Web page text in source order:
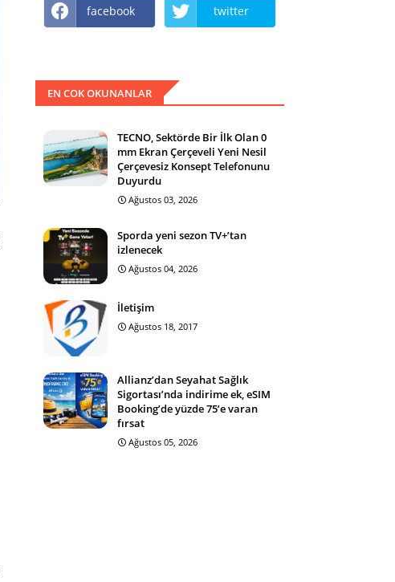
facebook twitter
EN COK OKUNANLAR
TECNO, Sektörde Bir İlk Olan 0
mm Ekran Çerçeveli Yeni Nesil
Çerçevesiz Konsept Telefonunu
Duyurdu
Ağustos 03, 2026
Sporda yeni sezon TV+’tan
izlenecek
Ağustos 04, 2026
İletişim
Ağustos 18, 2017
Allianz’dan Seyahat Sağlık
Sigortası’nda indirime ek, eSIM
Booking’de yüzde 75’e varan
fırsat
Ağustos 05, 2026